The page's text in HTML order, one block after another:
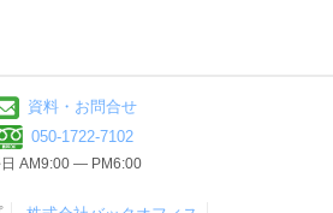
資料・お問合せ
050-1722-7102
AM9:00 ― PM6:00